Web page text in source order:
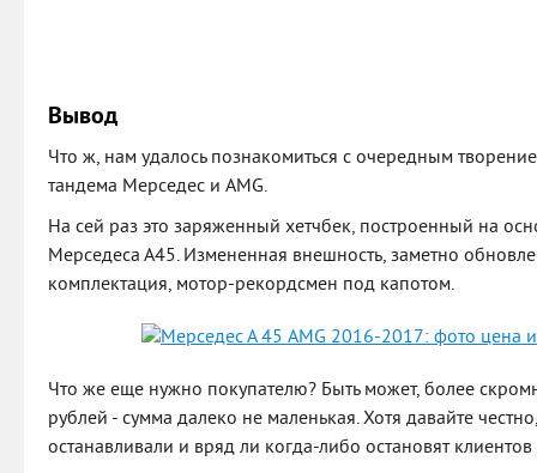
Вывод
Что ж, нам удалось познакомиться с очередным
тандема Мерседес и AMG.
На сей раз это заряженный хетчбек, построенный на
Мерседеса А45. Измененная внешность, заметно
комплектация, мотор-рекордсмен под капотом.
Что же еще нужно покупателю? Быть может, более
рублей - сумма далеко не маленькая. Хотя давайте
останавливали и вряд ли когда-либо остановят